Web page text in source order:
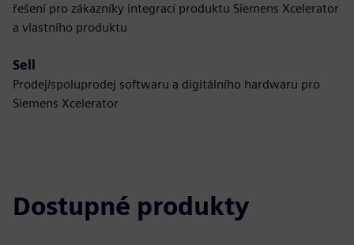
řešení pro zákazníky integrací produktu Siemens Xcelerator
a vlastního produktu
Sell
Prodej/spoluprodej softwaru a digitálního hardwaru pro
Siemens Xcelerator
Dostupné produkty